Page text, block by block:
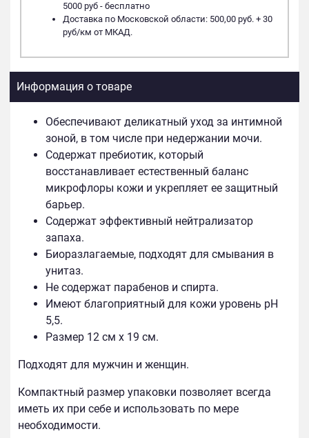
5000 руб - бесплатно
Доставка по Московской области: 500,00 руб. + 30
руб/км от МКАД.
Информация о товаре
Обеспечивают деликатный уход за интимной
зоной, в том числе при недержании мочи.
Содержат пребиотик, который
восстанавливает естественный баланс
микрофлоры кожи и укрепляет ее защитный
барьер.
Содержат эффективный нейтрализатор
запаха.
Биоразлагаемые, подходят для смывания в
унитаз.
Не содержат парабенов и спирта.
Имеют благоприятный для кожи уровень pH
5,5.
Размер 12 см х 19 см.
Подходят для мужчин и женщин.
Компактный размер упаковки позволяет всегда
иметь их при себе и использовать по мере
необходимости.